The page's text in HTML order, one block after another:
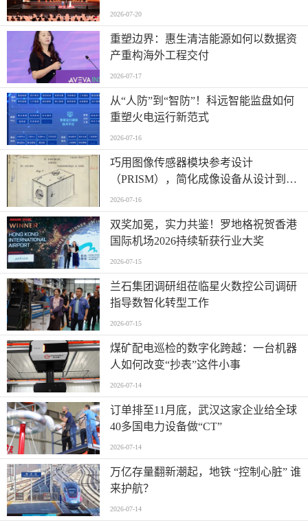
2026-07-20
重塑边界：惠生清洁能源如何以数据资
产重构海外工程交付
2026-07-17
从“人防”到“智防”！科远智能监盘如何
重塑火电运行新范式
2026-07-16
巧用图像传感器模块参考设计
（PRISM），简化成像设备从设计到制
造的全流程
2026-07-16
双奖加冕，实力共鉴！罗地格祝贺香港
国际机场2026持续斩获行业大奖
2026-07-15
兰石集团调研组莅临星火数控公司调研
指导数智化转型工作
2026-07-15
煤矿配电巡检的数字化跨越：一台机器
人如何改变“抄表”这件小事
2026-07-14
订单排至11月底，武汉这家企业给全球
40多国电力设备做“CT”
2026-07-14
万亿存量翻新潮起，地铁 “控制心脏” 谁
来护航？
2026-07-14